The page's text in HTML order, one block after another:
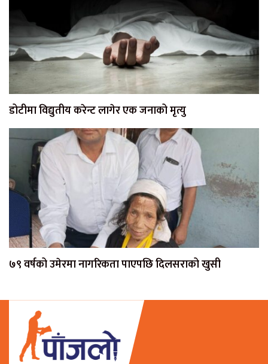
डोटीमा विद्युतीय करेन्ट लागेर एक जनाको मृत्यु
७९ वर्षको उमेरमा नागरिकता पाएपछि दिलसराको खुसी